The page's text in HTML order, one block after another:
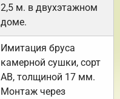
2,5 м. в двухэтажном
доме.
Имитация бруса
камерной сушки, сорт
АВ, толщиной 17 мм.
Монтаж через